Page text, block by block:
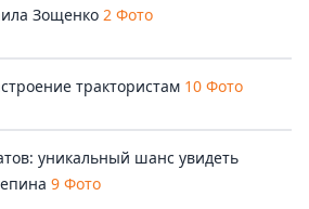
Зощенко 2 Фото
трактористам 10 Фото
уникальный шанс увидеть
9 Фото